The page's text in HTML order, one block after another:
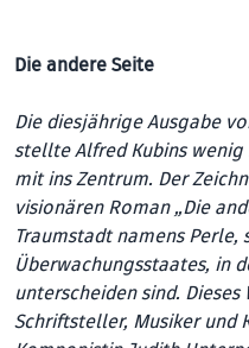
Die andere Seite
Die diesjährige Ausgabe
stellte Alfred Kubins
mit ins Zentrum. Der
visionären Roman „Die
Traumstadt namens Perle,
Überwachungsstaates, in
unterscheiden sind.
Schriftsteller, Musiker und